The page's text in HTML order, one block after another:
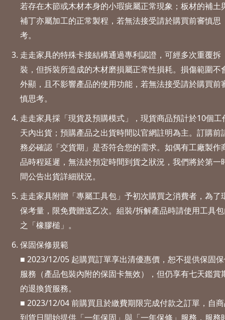
會員登入
若存在木節或木材本身的小瑕疵屬正常現象；板材的補土
補丁亦屬加工的正常製程，若無法接受請於購買前審慎思
考。
走走家具的特殊卡接結構通過專利認證，可經多次重覆拆
裝，但拆裝所造成的木材磨損屬正常性損耗。損傷範圍不
外顯，且不影響產品的使用功能，若無法接受請於購買前
慎思考。
走走家具採「現貨及預購模式」，現貨商品預計於10個工
天內出貨；預購產品之出貨時間以官網註明為主。訂購前
務必確認「交貨期」是否符合您的需求。如偶有工廠製作
品時程延遲，無法於預定時間到貨之狀況，我們將於第一
間公告出貨詳細狀況。
走走家具附贈「專屬工具包」予初次購買之消費者，為了
保考量，限免費贈送乙次。組裝/拆解產品時請使用工具
之「橡膠槌」。
保固保修規範
■ 2023/12/05 起購買訂單享出清優惠價，恕不提供保固
服務（產品包裝內附的保固卡無效），但仍享有七天鑑賞
的退換貨服務。
■ 2023/12/04 前購買且於繳費期限完成付款之訂單，自
到貨日開始提供「一年保固」與「一年保修」服務，服務